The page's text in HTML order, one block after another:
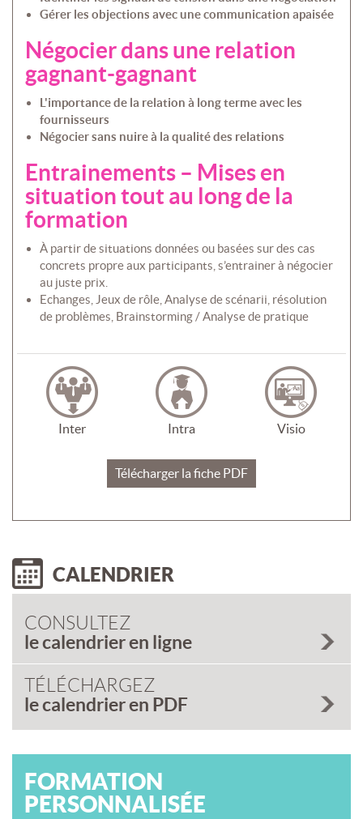
Gérer les objections avec une communication apaisée
Négocier dans une relation
gagnant-gagnant
L'importance de la relation à long terme avec les
fournisseurs
Négocier sans nuire à la qualité des relations
Entrainements – Mises en
situation tout au long de la
formation
À partir de situations données ou basées sur des cas
concrets propre aux participants, s’entrainer à négocier
au juste prix.
Echanges, Jeux de rôle, Analyse de scénarii, résolution
de problèmes, Brainstorming / Analyse de pratique
Inter Intra Visio
Télécharger la fiche PDF
CALENDRIER
CONSULTEZ
le calendrier en ligne
TÉLÉCHARGEZ
le calendrier en PDF
FORMATION
PERSONNALISÉE